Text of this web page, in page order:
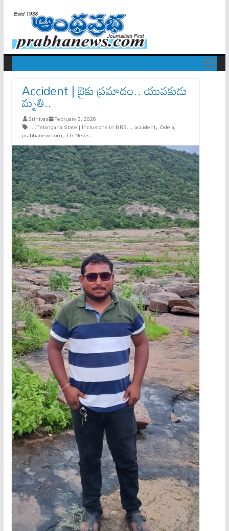
Accident | బైకు ప్రమాదం.. యువకుడు
మృతి..
Srinivas February 3, 2026
.. .Telangana State | Inclusions in BRS..., accident, Odela,
prabhanew.com, TG News